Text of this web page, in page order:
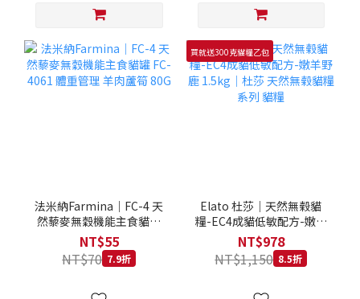
法米納Farmina｜FC-4 天
然藜麥無穀機能主食貓罐
FC-4061 體重管理 羊肉蘆
筍 80G
NT$55
NT$70 7.9折
買就送300克貓糧乙包
Elato 杜莎｜天然無榖貓
糧-EC4成貓低敏配方-嫩羊
野鹿 1.5kg｜杜莎 天然無
榖貓糧系列 貓糧
NT$978
NT$1,150 8.5折